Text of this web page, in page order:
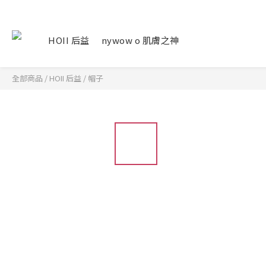
HOII 后益 nywow o 肌膚之神
全部商品 / HOII 后益 / 帽子